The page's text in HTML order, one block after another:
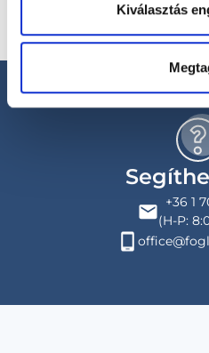
Kiválasztás
+36 1
(H-P: